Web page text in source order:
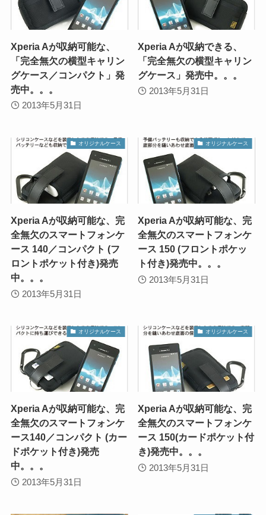
Xperia Aが収納可能な、
「完全無欠の横型キャリン
グケース／コンパクト」発
売中。。。
2013年5月31日
Xperia Aが収納できる、
「完全無欠の横型キャリン
グケース」発売中。。。
2013年5月31日
オリジナルケース
Xperia Aが収納可能な、完
全無欠のスマートフォンケ
ース 140／コンパクト (フ
ロントポケット付き)発売
中。。。
2013年5月31日
オリジナルケース
Xperia Aが収納可能な、完
全無欠のスマートフォンケ
ース 150 (フロントポケッ
ト付き)発売中。。。
2013年5月31日
オリジナルケース
Xperia Aが収納可能な、完
全無欠のスマートフォンケ
ース140／コンパクト (カー
ドポケット付き)発売
中。。。
2013年5月31日
オリジナルケース
Xperia Aが収納可能な、完
全無欠のスマートフォンケ
ース 150(カードポケット付
き)発売中。。。
2013年5月31日